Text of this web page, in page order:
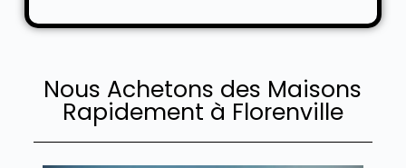
Nous Achetons des Maisons
Rapidement à Florenville